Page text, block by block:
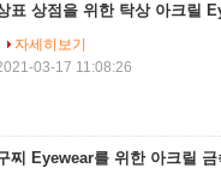
표 상점을 위한 탁상 아크릴
자세히보기
03-17 11:08:26
찌 Eyewear를 위한 아크릴